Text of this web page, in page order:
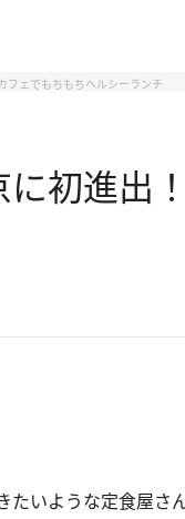
ェでもちもちヘルシーランチ
に初進
いような定食屋さ